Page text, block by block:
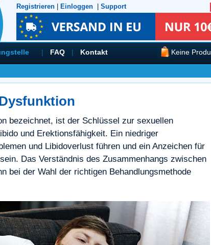
Registrieren Einloggen Support
| FAQ | Kontakt Keine
bezeichnet, ist der Schlüssel zur sexuellen
und Erektionsfähigkeit. Ein niedriger
und Libidoverlust führen und ein Anzeichen für
Das Verständnis des Zusammenhangs zwischen
bei der Wahl der richtigen Behandlungsmethode